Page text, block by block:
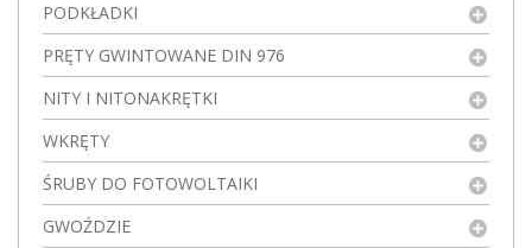
PODKŁADKI
PRĘTY GWINTOWANE DIN 976
NITY I NITONAKRĘTKI
WKRĘTY
ŚRUBY DO FOTOWOLTAIKI
GWOŹDZIE